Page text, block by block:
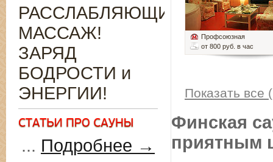
Профсоюзная
от 800 руб. в час
Показать все
Финская
приятным
РАССЛАБЛЯЮЩИЙ
МАССАЖ!
ЗАРЯД
БОДРОСТИ и
ЭНЕРГИИ!
... Подробнее →